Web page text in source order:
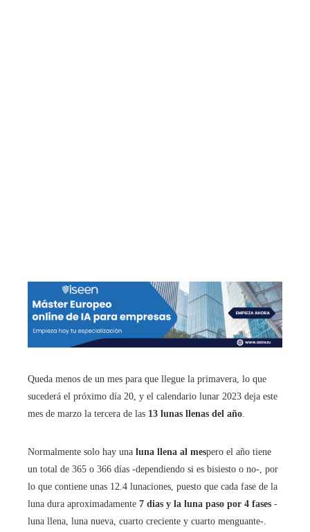
Queda menos de un mes para que llegue la primavera, lo que
sucederá el próximo día 20, y el calendario lunar 2023 deja este
mes de marzo la tercera de las 13 lunas llenas del año
Normalmente solo hay una luna llena al mespero el año tiene
un total de 365 o 366 días -dependiendo si es bisiesto o no-, por
lo que contiene unas 12.4 lunaciones, puesto que cada fase de la
luna dura aproximadamente 7 dias y la luna paso por 4 fases -
luna llena, luna nueva, cuarto creciente y cuarto menguante-.